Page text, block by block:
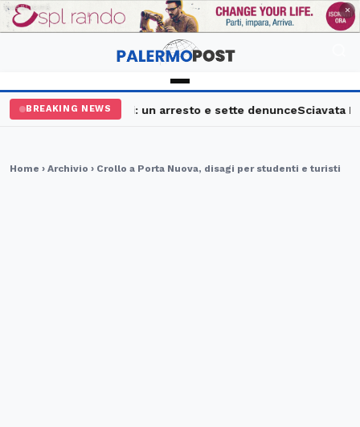
PUBBLICITÀ ×
BREAKING NEWS
maxi controlli: un arresto e sette denunceSciavata Fest,
Home › Archivio › Crollo a Porta Nuova, disagi per studenti e turisti